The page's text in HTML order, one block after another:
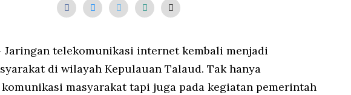
Jaringan telekomunikasi internet kembali menjadi
di wilayah Kepulauan Talaud. Tak hanya
masyarakat tapi juga pada kegiatan pemerintah